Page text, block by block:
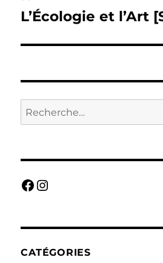
Publication
L’Écologie et l’Art
Recherche
pour :
Facebook
Instagram
CATÉGORIES